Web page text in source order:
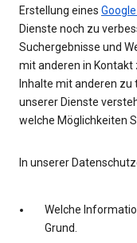
Erstellung eines
Dienste noch zu
Suchergebnisse und
mit anderen in
Inhalte mit anderen zu
unserer Dienste
welche Möglichkeiten
In unserer
Welche
Grund.